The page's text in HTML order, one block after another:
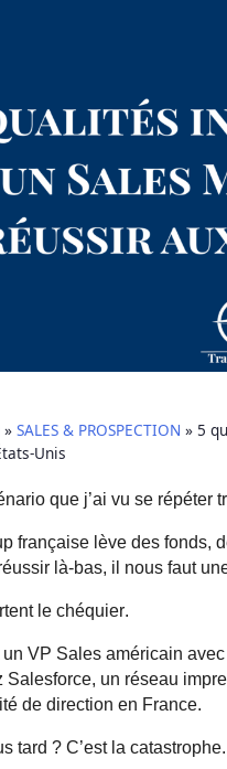
» SALES & PROSPECTION » 5
Unis
que j’ai vu se répéter
française lève des fonds,
là-bas, il nous faut
le chéquier.
un VP Sales américain
Salesforce, un réseau
de direction en France.
tard ? C’est la catastrophe.